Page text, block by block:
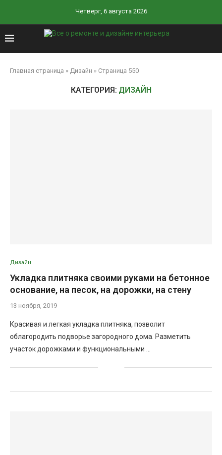
Четверг, 6 августа 2026
Главная страница » Дизайн » Страница 550
КАТЕГОРИЯ: ДИЗАЙН
Дизайн
Укладка плитняка своими руками на бетонное
основание, на песок, на дорожки, на стену
13 ноября, 2019
Красивая и легкая укладка плитняка, позволит
облагородить подворье загородного дома. Разметить
участок дорожками и функциональными …